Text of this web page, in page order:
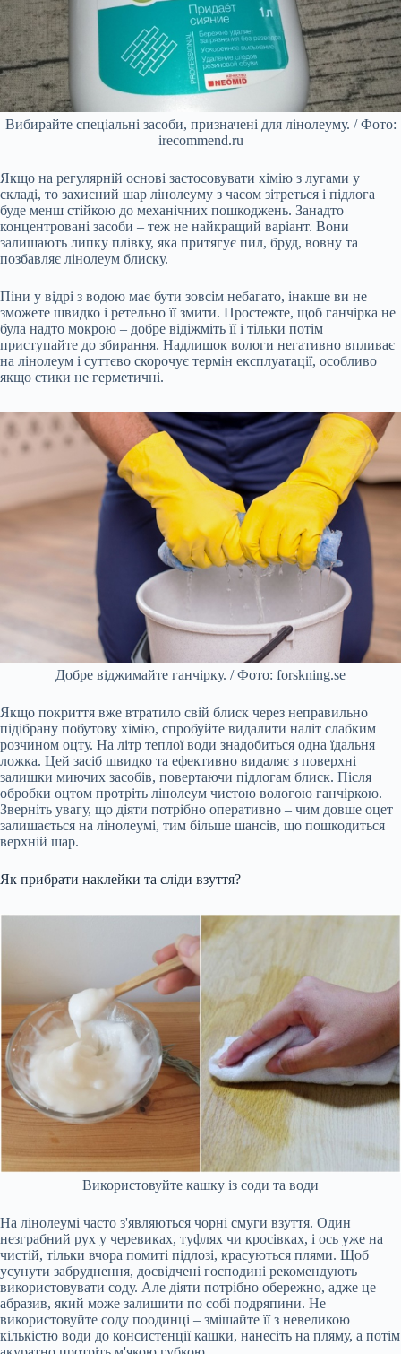
Вибирайте спеціальні засоби, призначені для лінолеуму. / Фото:
irecommend.ru
Якщо на регулярній основі застосовувати хімію з лугами у
складі, то захисний шар лінолеуму з часом зітреться і підлога
буде менш стійкою до механічних пошкоджень. Занадто
концентровані засоби – теж не найкращий варіант. Вони
залишають липку плівку, яка притягує пил, бруд, вовну та
позбавляє лінолеум блиску.
Піни у відрі з водою має бути зовсім небагато, інакше ви не
зможете швидко і ретельно її змити. Простежте, щоб ганчірка не
була надто мокрою – добре відіжміть її і тільки потім
приступайте до збирання. Надлишок вологи негативно впливає
на лінолеум і суттєво скорочує термін експлуатації, особливо
якщо стики не герметичні.
Добре віджимайте ганчірку. / Фото: forskning.se
Якщо покриття вже втратило свій блиск через неправильно
підібрану побутову хімію, спробуйте видалити наліт слабким
розчином оцту. На літр теплої води знадобиться одна їдальня
ложка. Цей засіб швидко та ефективно видаляє з поверхні
залишки миючих засобів, повертаючи підлогам блиск. Після
обробки оцтом протріть лінолеум чистою вологою ганчіркою.
Зверніть увагу, що діяти потрібно оперативно – чим довше оцет
залишається на лінолеумі, тим більше шансів, що пошкодиться
верхній шар.
Як прибрати наклейки та сліди взуття?
Використовуйте кашку із соди та води
На лінолеумі часто з'являються чорні смуги взуття. Один
незграбний рух у черевиках, туфлях чи кросівках, і ось уже на
чистій, тільки вчора помиті підлозі, красуються плями. Щоб
усунути забруднення, досвідчені господині рекомендують
використовувати соду. Але діяти потрібно обережно, адже це
абразив, який може залишити по собі подряпини. Не
використовуйте соду поодинці – змішайте її з невеликою
кількістю води до консистенції кашки, нанесіть на пляму, а потім